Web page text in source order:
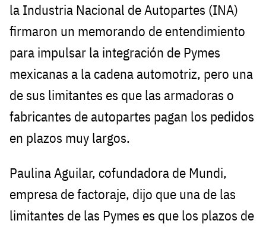
la Industria Nacional de Autopartes (INA)
firmaron un memorando de entendimiento
para impulsar la integración de Pymes
mexicanas a la cadena automotriz, pero una
de sus limitantes es que las armadoras o
fabricantes de autopartes pagan los pedidos
en plazos muy largos.
Paulina Aguilar, cofundadora de Mundi,
empresa de factoraje, dijo que una de las
limitantes de las Pymes es que los plazos de